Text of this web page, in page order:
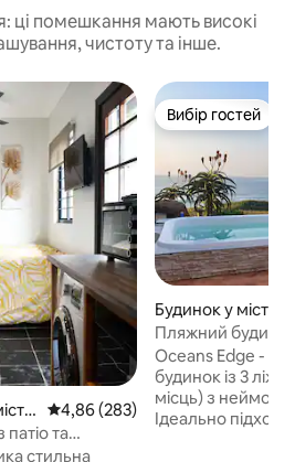
ці помешкання мають високі
чистоту та інше.
Середня оцінка: 4,86 з 5,
4,86 (283)
патіо та
стильна
Вибір гостей
Вибір гостей
Будинок у місті
Пляжний
6 місць із
Oceans Edge - це
будинок із 3
місць) з
Ідеально